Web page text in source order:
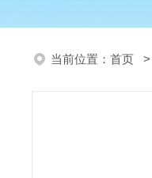
当前位置： 首页 >